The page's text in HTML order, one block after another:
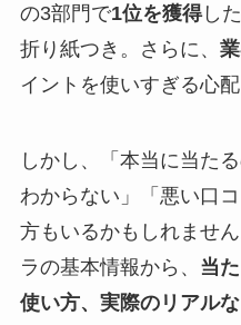
の3部門で1位を獲得し
折り紙つき。さらに、
イントを使いすぎる心配
しかし、「本当に当た
わからない」「悪い口
方もいるかもしれませ
ラの基本情報から、 当
使い方、実際のリアル